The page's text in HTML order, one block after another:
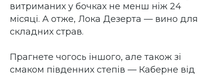
витриманих у бочках не менш ніж 24
місяці. А отже, Лока Дезерта — вино для
складних страв.
Прагнете чогось іншого, але також зі
смаком південних степів — Каберне від